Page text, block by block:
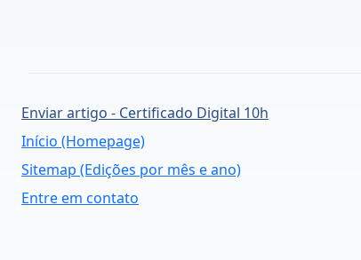
Enviar artigo - Certificado Digital 10h
Início (Homepage)
Sitemap (Edições por mês e ano)
Entre em contato